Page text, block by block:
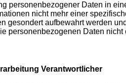
personenbezogener Daten in
nicht mehr einer
gesondert aufbewahrt werden
personenbezogenen Daten
Verantwortlicher